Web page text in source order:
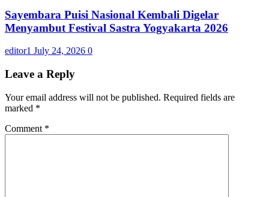
Sayembara Puisi Nasional Kembali Digelar
Menyambut Festival Sastra Yogyakarta 2026
editor1 July 24, 2026 0
Leave a Reply
Your email address will not be published. Required fields are
marked *
Comment *